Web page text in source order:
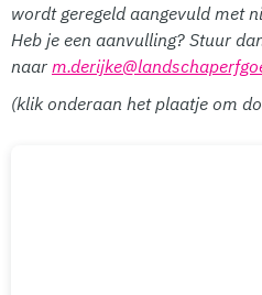
wordt geregeld aangevuld met
Heb je een aanvulling? Stuur
naar
(klik onderaan het plaatje om